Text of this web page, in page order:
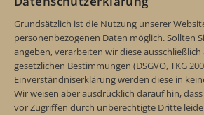
Grundsätzlich ist die Nutzung unserer
personenbezogenen Daten möglich. Sollten
angeben, verarbeiten wir diese
gesetzlichen Bestimmungen (DSGVO, TKG
Einverständniserklärung werden diese in
Wir weisen aber ausdrücklich darauf hin,
vor Zugriffen durch unberechtigte Dritte